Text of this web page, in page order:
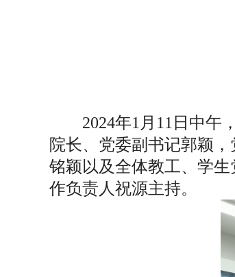
2024年1月11日中午
院长、党委副书记郭颖
铭颖以及全体教工、学
作负责人祝源主持。